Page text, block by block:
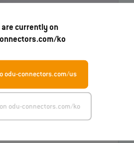
are currently on
ko
odu-connectors.com/us
odu-connectors.com/ko